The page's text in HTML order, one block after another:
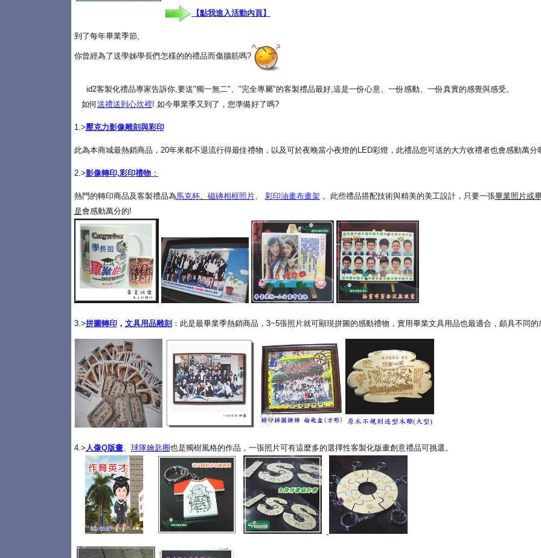
【點我進入活動內頁】
到了每年畢業季節,
你曾經為了送學姊學長們怎樣的的禮品而傷腦筋嗎?
id2客製化禮品專家告訴你,要送"獨一無二"、"完全專屬"的客製禮品最好,這是一份心意、一份感動、一份真實的感覺與感受。
如何送禮送到心坎裡! 如今畢業季又到了，您準備好了嗎?
1.>壓克力影像雕刻與彩印
此為本商城最熱銷商品，20年來都不退流行得最佳禮物，以及可於夜晚當小夜燈的LED彩燈，此禮品您可送的大方收禮者也會感動萬分
2.>影像轉印,彩印禮物：
熱門的轉印商品及客製禮品為馬克杯、 磁磚相框照片、 彩印油畫布畫架 。此些禮品搭配技術與精美的美工設計，只要一張畢業照片或
是會感動萬分的!
3.>拼圖轉印， 文具用品雕刻 ：此是最畢業季熱銷商品，3~5張照片就可顯現拼圖的感動禮物，實用畢業文具用品也最適合，頗具不同
4.> 人像Q版畫、 球隊鑰匙圈也是獨樹風格的作品，一張照片可有這麼多的選擇性客製化版畫創意禮品可挑選。